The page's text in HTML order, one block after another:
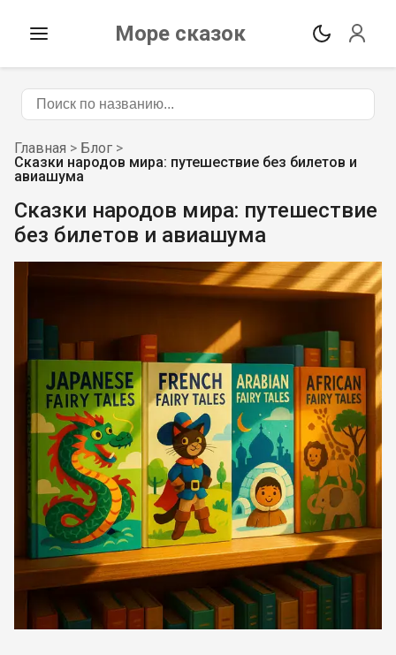
Море сказок
Главная > Блог >
Сказки народов мира: путешествие без билетов и
авиашума
Сказки народов мира: путешествие
без билетов и авиашума